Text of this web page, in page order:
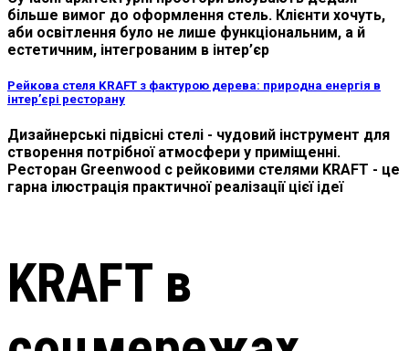
більше вимог до оформлення стель. Клієнти хочуть,
аби освітлення було не лише функціональним, а й
естетичним, інтегрованим в інтер’єр
Рейкова стеля KRAFT з фактурою дерева: природна енергія в
інтер’єрі ресторану
Дизайнерські підвісні стелі - чудовий інструмент для
створення потрібної атмосфери у приміщенні.
Ресторан Greenwood с рейковими стелями KRAFT - це
гарна ілюстрація практичної реалізації цієї ідеї
KRAFT в